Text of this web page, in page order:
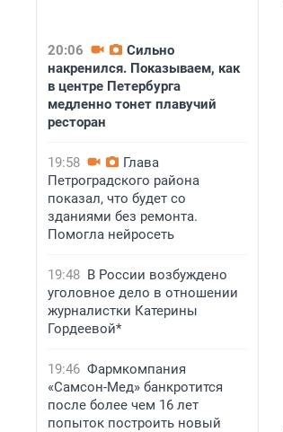
20:06
Сильно
накренился. Показываем, как
в центре Петербурга
медленно тонет плавучий
ресторан
19:58
Глава
Петроградского района
показал, что будет со
зданиями без ремонта.
Помогла нейросеть
19:48 В России возбуждено
уголовное дело в отношении
журналистки Катерины
Гордеевой*
19:46 Фармкомпания
«Самсон-Мед» банкротится
после более чем 16 лет
попыток построить новый